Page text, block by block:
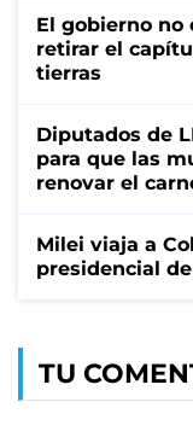
El gobierno no
retirar el
tierras
Diputados de
para que las
renovar el
Milei viaja a
presidencial
TU